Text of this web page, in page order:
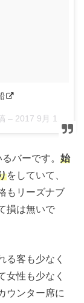
– 2017 9月 10 5:04午前 PDT
バーです。始
をしていて、
もリーズナブ
損は無いで
る客も少なく
女性も少なく
ウンター席に